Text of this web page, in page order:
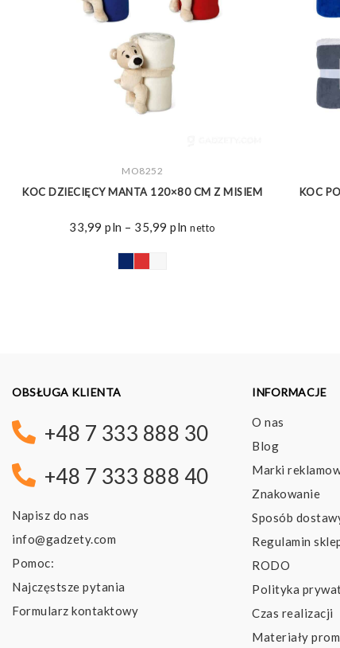
ZOBACZ WIĘCEJ
MO8252
KOC DZIECIĘCY MANTA 120×80 CM Z MISIEM
33,99pln – 35,99pln Zakres
netto
KOC
OBSŁUGA KLIENTA
+48 7 333 888 30
+48 7 333 888 40
Napisz do nas
info@gadzety.com
Pomoc:
Najczęstsze pytania
Formularz kontaktowy
INFORMACJE
O nas
Blog
Marki
Znakowanie
Sposób
Regulamin
RODO
Polityka
Czas realizacji
Materiały